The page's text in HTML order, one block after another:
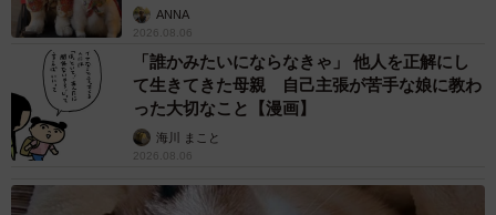
ANNA
2026.08.06
「誰かみたいにならなきゃ」 他人を正解にし
て生きてきた母親 自己主張が苦手な娘に教わ
った大切なこと【漫画】
海川 まこと
2026.08.06